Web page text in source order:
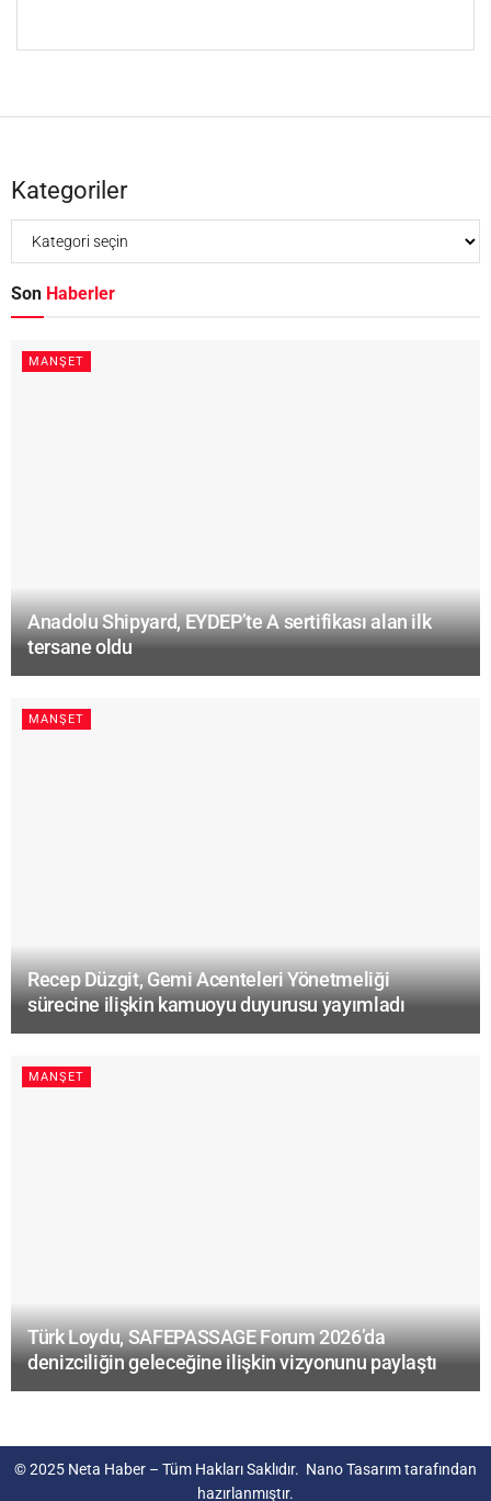
Kategoriler
Son Haberler
MANŞET
Anadolu Shipyard, EYDEP’te A sertifikası alan ilk
tersane oldu
MANŞET
Recep Düzgit, Gemi Acenteleri Yönetmeliği
sürecine ilişkin kamuoyu duyurusu yayımladı
MANŞET
Türk Loydu, SAFEPASSAGE Forum 2026’da
denizciliğin geleceğine ilişkin vizyonunu paylaştı
© 2025 Neta Haber – Tüm Hakları Saklıdır. Nano Tasarımtarafından
hazırlanmıştır.